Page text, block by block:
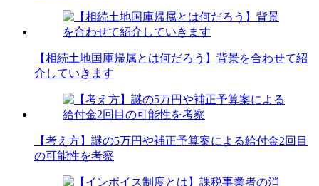
【相続土地国庫帰属とは何だろう】背景を合わせて紹
介していきます
【考え方】謎の5万円や補正予算案による給付金2回目
の可能性を考察